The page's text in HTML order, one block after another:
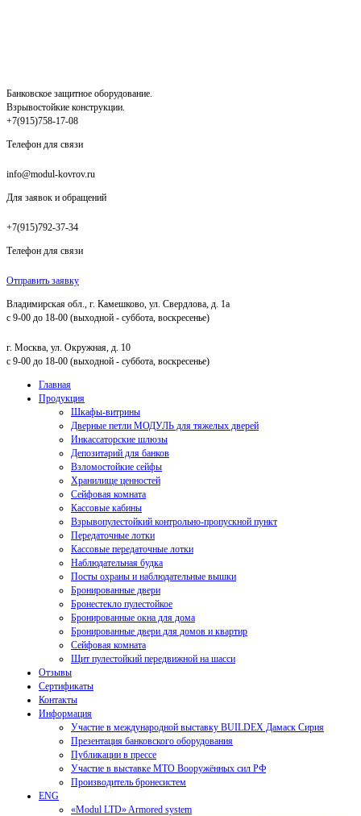
Банковское защитное оборудование.
Взрывостойкие конструкции.
+7(915)758-17-08
Телефон для связи
info@modul-kovrov.ru
Для заявок и обращений
+7(915)792-37-34
Телефон для связи
Отправить заявку
Владимирская обл., г. Камешково, ул. Свердлова, д. 1а
с 9-00 до 18-00 (выходной - суббота, воскресенье)
г. Москва, ул. Окружная, д. 10
с 9-00 до 18-00 (выходной - суббота, воскресенье)
Главная
Продукция
Шкафы-витрины
Дверные петли МОДУЛЬ для тяжелых дверей
Инкассаторские шлюзы
Депозитарий для банков
Взломостойкие сейфы
Хранилище ценностей
Сейфовая комната
Кассовые кабины
Взрывопулестойкий контрольно-пропускной пункт
Передаточные лотки
Кассовые передаточные лотки
Наблюдательная будка
Посты охраны и наблюдательные вышки
Бронированные двери
Бронестекло пулестойкое
Бронированные окна для дома
Бронированные двери для домов и квартир
Сейфовая комната
Щит пулестойкий передвижной на шасси
Отзывы
Сертификаты
Контакты
Информация
Участие в международной выставку BUILDEX Дамаск Сирия
Презентация банковского оборудования
Публикации в прессе
Участие в выставке МТО Вооружённых сил РФ
Производитель бронесистем
ENG
«Modul LTD» Armored system